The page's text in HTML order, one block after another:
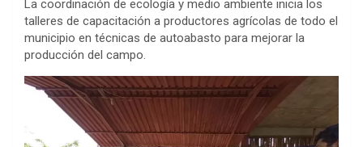
b
o
o
k
er n
g
er
s
A
p
es
t
dI
n
ot
e
di
t
t
py
Li
n
k
ar
e
La coordinación de ecología y medio ambiente inicia los
talleres de capacitación a productores agrícolas de todo el
municipio en técnicas de autoabasto para mejorar la
producción del campo.